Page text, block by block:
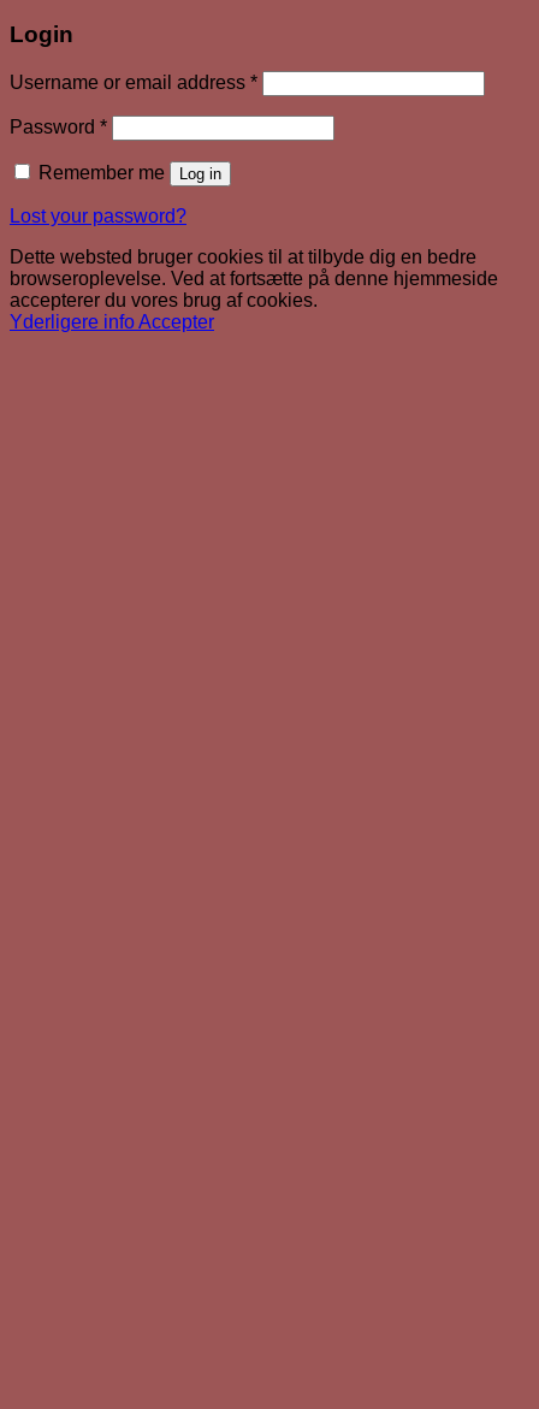
Login
Username or email address *Required
Password *Required
Remember me Log in
Lost your password?
Dette websted bruger cookies til at tilbyde dig en bedre
browseroplevelse. Ved at fortsætte på denne hjemmeside
accepterer du vores brug af cookies.
Yderligere infoAccepter